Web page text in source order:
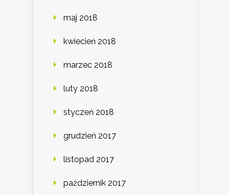
maj 2018
kwiecień 2018
marzec 2018
luty 2018
styczeń 2018
grudzień 2017
listopad 2017
październik 2017